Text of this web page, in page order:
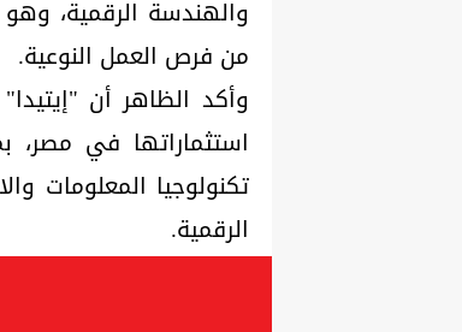
والهندسة الرقمية،
من فرص العمل النوعية.
وأكد الظاهر أن
استثماراتها في
تكنولوجيا المعلومات
الرقمية.